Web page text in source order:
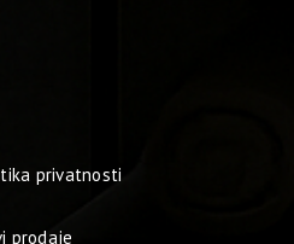
privatnosti
prodaje